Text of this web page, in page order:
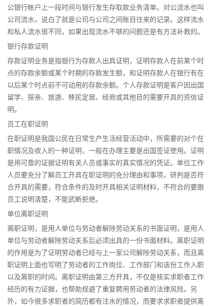
公银行帐户上一段时间与银行发生存取款业务清单。对公流水也叫
公司流水，说白了就是公司与公司之间账目往来的记录。这样流水
和私人流水很不同，如果出现流水不够的问题还是有方法补救的。
银行存款证明
存款证明业务是指银行为存款人出具证明，证明存款人在前某个时
点的存款余额或某个时期的存款发生额，和证明存款人在银行有在
以后某个时点前不可动用的存款余额。个人存款证明是客户因出国
留学、探亲、旅游、移民定居、经商或其他目的需要开具的资信证
明。
员工在职证明
在职证明是我国公民在日常生产生活经营活动中，所需要的对个在
职情况及收入的一种证明，一般在办理主要是出国签证使用。证明
是用可靠的证据证明有关人员或事实的真实情况的凭证。单位工作
人员要充分了解员工开具在职证明的充分理由和事项，研判是否符
合开具的需要，符合条件的及时开具相关证明材料，不符合的要跟
员工说明清楚，不能武断拒绝。
单位离职证明
离职证明，是用人单位与劳动者解除劳动关系的书面证明，是用人
单位与劳动者解除劳动关系后必须出具的一份书面材料。离职证明
的作用是为了证明劳动者已经与上一家公司解除劳动关系，而且离
职证明上面也写明了劳动者的工作岗位、工作部门和该份工作入职
以及离职的时间。离职证明由第三方开具，不仅是核实求职者工作
经历的有力证据，也帮助规避了重复聘用劳动者的法律风险。另
外，如今很多求职者的简历都有注水的情况，而要求求职者提供离